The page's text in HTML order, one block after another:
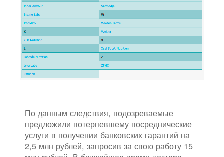
По данным следствия, подозреваемые
предложили потерпевшему посреднические
услуги в получении банковских гарантий на
2,5 млн рублей, запросив за свою работу 15